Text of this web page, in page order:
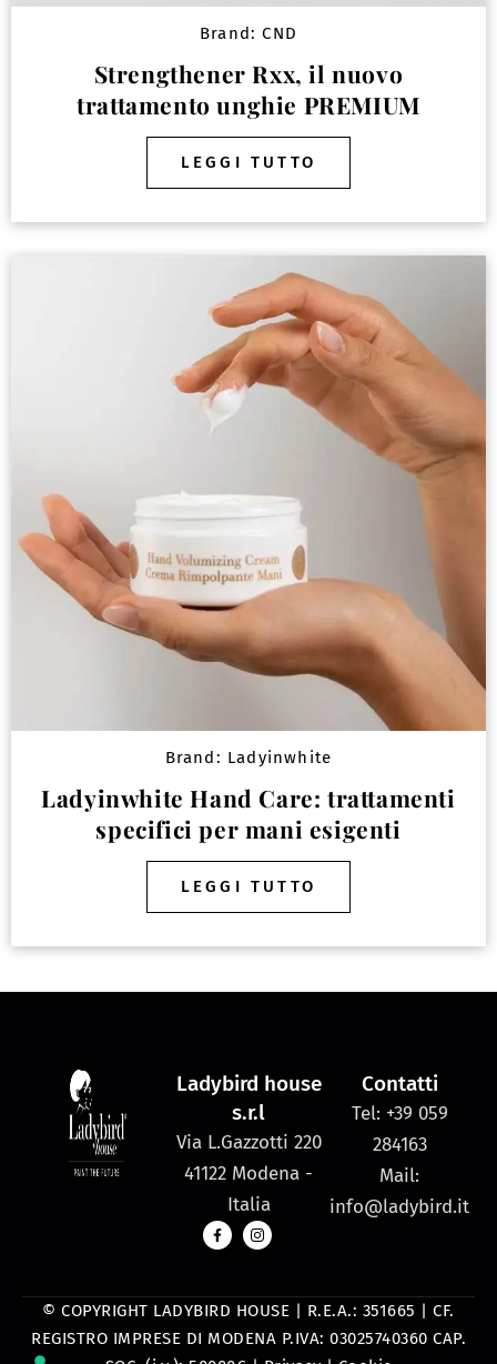
Brand: CND
Strengthener Rxx, il nuovo
trattamento unghie PREMIUM
LEGGI TUTTO
Brand: Ladyinwhite
Ladyinwhite Hand Care: trattamenti
specifici per mani esigenti
LEGGI TUTTO
Ladybird house
s.r.l
Via L.Gazzotti 220
41122 Modena -
Italia
Contatti
Tel: +39 059
284163
Mail:
info@ladybird.it
© COPYRIGHT LADYBIRD HOUSE | R.E.A.: 351665 | CF.
REGISTRO IMPRESE DI MODENA P.IVA: 03025740360 CAP.